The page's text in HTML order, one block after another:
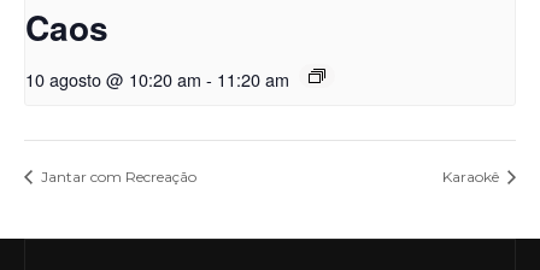
Caos
10 agosto @ 10:20 am - 11:20 am
Jantar com Recreação Karaokê